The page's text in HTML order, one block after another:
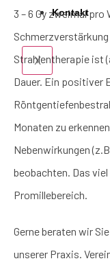
Kontakt
X
3 – 6 Gy zweimal
Strahlentherapie ist
Dauer. Ein positiver
Monaten zu
Nebenwirkungen
beobachten. Das
Promillebereich.
Gerne beraten wir
unserer Praxis.